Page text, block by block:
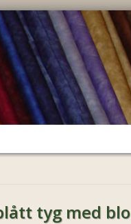
tyg med